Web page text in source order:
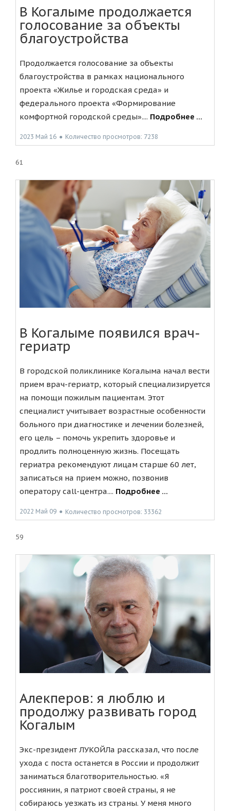
В Когалыме продолжается
голосование за объекты
благоустройства
Продолжается голосование за объекты
благоустройства в рамках национального
проекта «Жилье и городская среда» и
федерального проекта «Формирование
комфортной городской среды».... Подробнее ...
2023 Май 16 ● Количество просмотров: 7238
61
В Когалыме появился врач-
гериатр
В городской поликлинике Когалыма начал вести
прием врач-гериатр, который специализируется
на помощи пожилым пациентам. Этот
специалист учитывает возрастные особенности
больного при диагностике и лечении болезней,
его цель – помочь укрепить здоровье и
продлить полноценную жизнь. Посещать
гериатра рекомендуют лицам старше 60 лет,
записаться на прием можно, позвонив
оператору call-центра.... Подробнее ...
2022 Май 09 ● Количество просмотров: 33362
59
Алекперов: я люблю и
продолжу развивать город
Когалым
Экс-президент ЛУКОЙЛа рассказал, что после
ухода с поста останется в России и продолжит
заниматься благотворительностью. «Я
россиянин, я патриот своей страны, я не
собираюсь уезжать из страны. У меня много